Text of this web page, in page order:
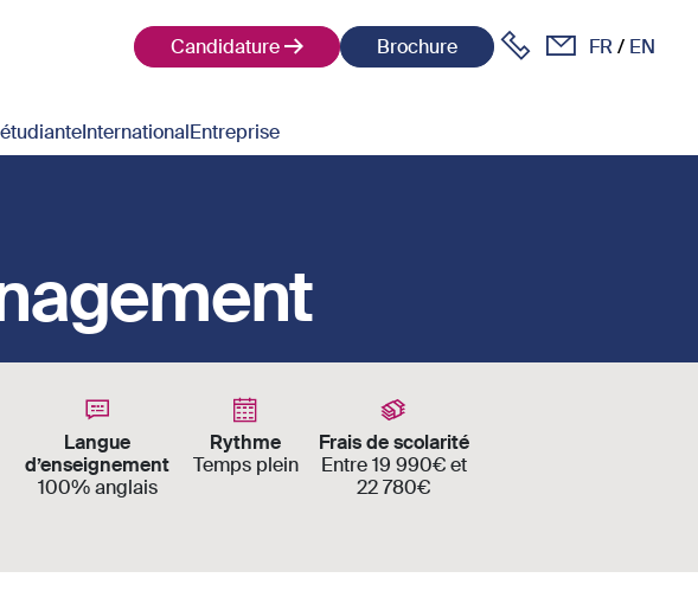
Candidature
Brochure FR EN
InternationalEntreprise
Langue
d’enseignement
100% anglais
Rythme
Temps plein
Frais de scolarité
Entre 19 990€ et
22 780€